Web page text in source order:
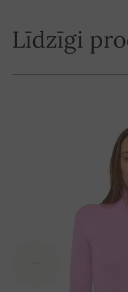
Līdzīgi